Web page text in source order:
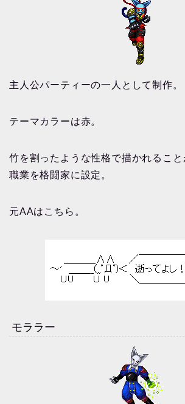
主人公パーティーの一人として制作。
テーマカラーは赤。
竹を割ったような性格で描かれること
職業を格闘家に設定。
元AAはこちら。
モララー